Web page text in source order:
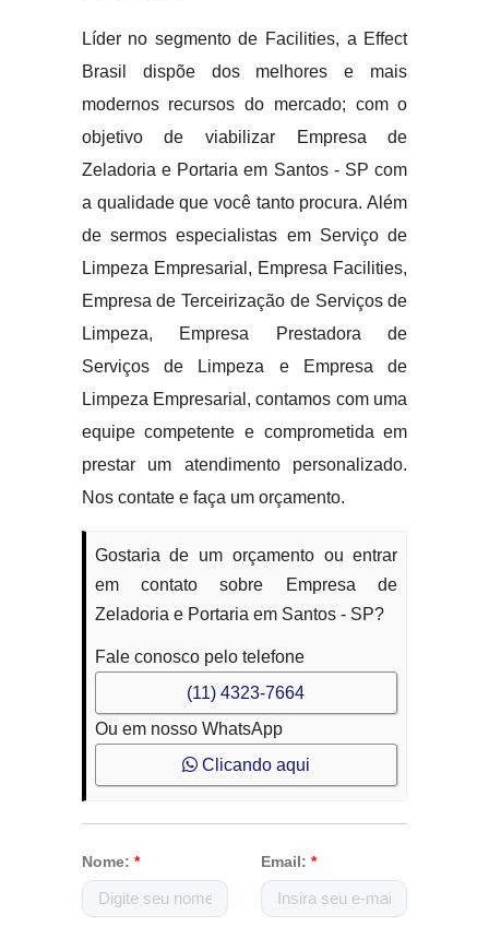
Líder no segmento de Facilities, a Effect
Brasil dispõe dos melhores e mais
modernos recursos do mercado; com o
objetivo de viabilizar Empresa de
Zeladoria e Portaria em Santos - SP com
a qualidade que você tanto procura. Além
de sermos especialistas em Serviço de
Limpeza Empresarial, Empresa Facilities,
Empresa de Terceirização de Serviços de
Limpeza, Empresa Prestadora de
Serviços de Limpeza e Empresa de
Limpeza Empresarial, contamos com uma
equipe competente e comprometida em
prestar um atendimento personalizado.
Nos contate e faça um orçamento.
Gostaria de um orçamento ou entrar
em contato sobre Empresa de
Zeladoria e Portaria em Santos - SP?
Fale conosco pelo telefone
(11) 4323-7664
Ou em nosso WhatsApp
Clicando aqui
Nome: * Email: *